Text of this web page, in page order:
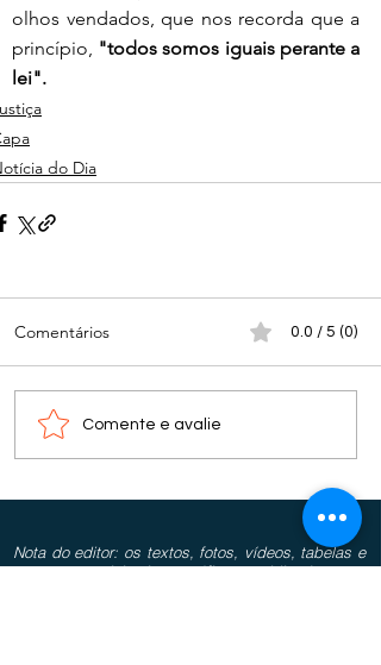
olhos vendados, que nos recorda que a
princípio, "todos somos iguais perante a
lei".
do Dia
Comentários 0.0 / 5 (0)
Comente e avalie
Nota do editor: os textos, fotos, vídeos, tabelas e
outros materiais iconográficos publicados nos